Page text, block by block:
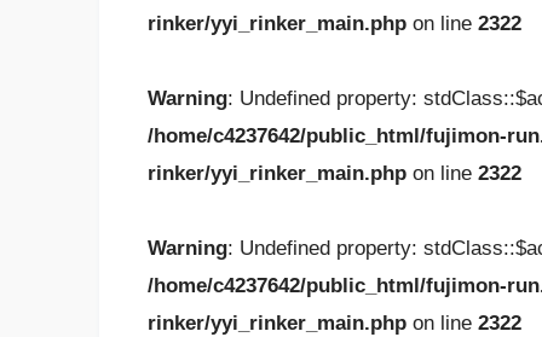
rinker/yyi_rinker_main.php on line 2322
Warning: Undefined property:
/home/c4237642/public_html/fujimon-
rinker/yyi_rinker_main.php on line 2322
Warning: Undefined property:
/home/c4237642/public_html/fujimon-
rinker/yyi_rinker_main.php on line 2322